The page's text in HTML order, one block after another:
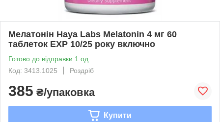
Мелатонін Haya Labs Melatonin 4 мг 60
таблеток EXP 10/25 року включно
Готово до відправки 1 од.
Код: 3413.1025
Роздріб
385 ₴/упаковка
Купити